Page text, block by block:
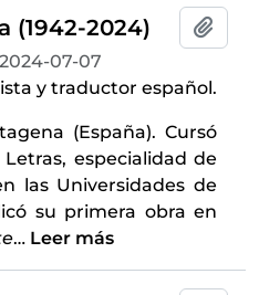
(1942-2024)
07-07
y traductor español.
(España). Cursó
especialidad de
las Universidades de
su primera obra en
… Leer más